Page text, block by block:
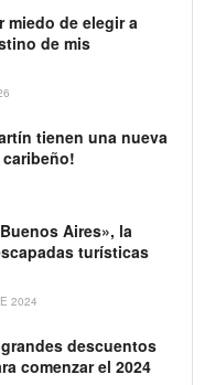
miedo de elegir a
de mis
tienen una nueva
Aires», la
turísticas
2024
grandes descuentos
comenzar el 2024